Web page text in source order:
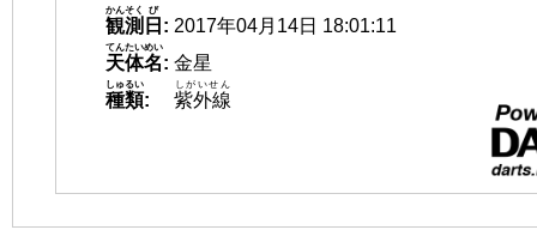
観測
かんそく
日
び
: 2017年04月14日 18:01:11
天体名
てんたいめい
: 金星
種類
しゅるい
: 紫外線
しがいせん